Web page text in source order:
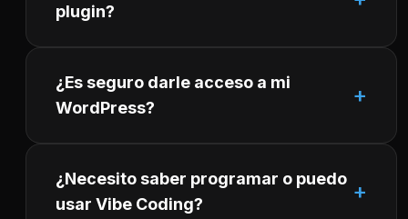
plugin?
¿Es seguro darle acceso a mi
WordPress?
¿Necesito saber programar o puedo
usar Vibe Coding?